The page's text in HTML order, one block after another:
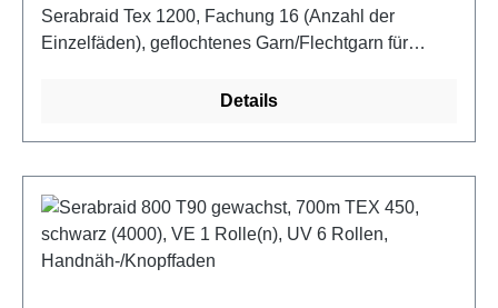
Serabraid Tex 1200, Fachung 16 (Anzahl der
Einzelfäden), geflochtenes Garn/Flechtgarn für
Details